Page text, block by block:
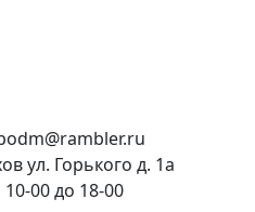
00 до 18-00
ул. Горького д. 1а